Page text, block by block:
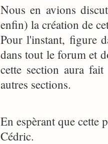
Nous en avions
enfin) la création de
Pour l'instant, figure
dans tout le forum et
cette section aura fait
autres sections.
En espèrant que cette
Cédric.